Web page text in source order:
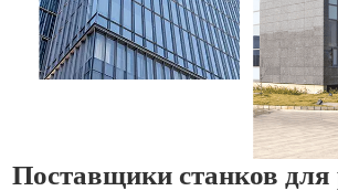
Поставщики станков для